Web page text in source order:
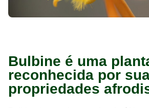
Bulbine é uma
reconhecida por
propriedades